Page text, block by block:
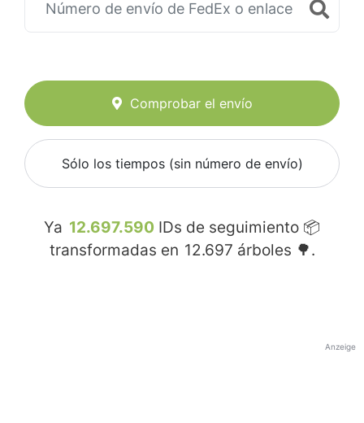
Comprobar el envío
Sólo los tiempos (sin número de envío)
Ya 12.697.590 IDs de seguimiento 📦
transformadas en 12.697 árboles 🌳.
Anzeige